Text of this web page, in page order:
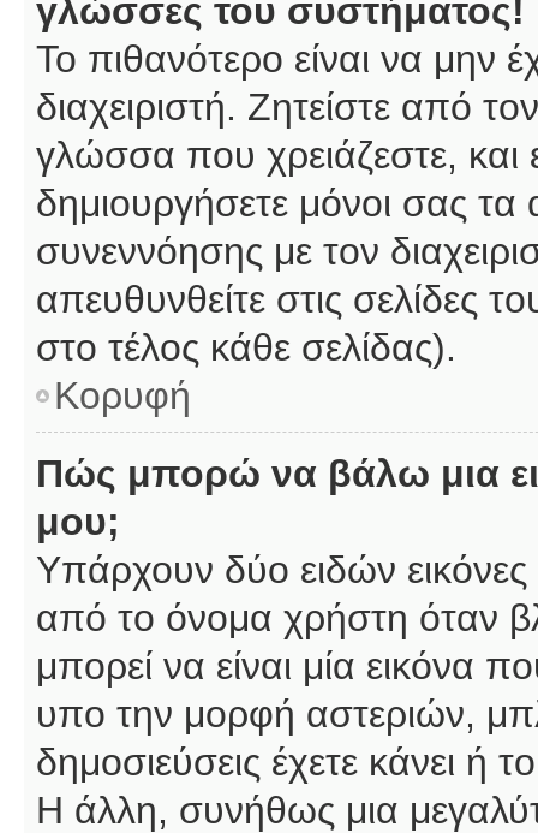
γλώσσες του συστήματος!
Το πιθανότερο είναι να μην
διαχειριστή. Ζητείστε από
γλώσσα που χρειάζεστε, και
δημιουργήσετε μόνοι σας
συνεννόησης με τον
απευθυνθείτε στις
στο τέλος κάθε σελίδας).
Κορυφή
Πώς μπορώ να βάλω μια
μου;
Υπάρχουν δύο ειδών
από το όνομα χρήστη όταν
μπορεί να είναι μία εικόνα
υπο την μορφή αστεριών,
δημοσιεύσεις έχετε κάνει
Η άλλη, συνήθως μια